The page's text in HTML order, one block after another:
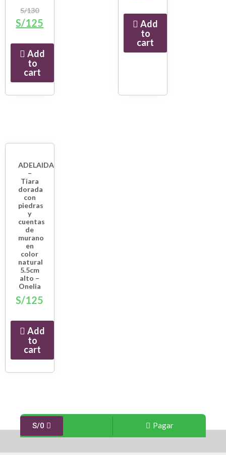
S/130
S/125
Add
to
cart
Add
to
cart
ADELAIDA
–
Tiara
dorada
con
piedras
y
cuentas
de
murano
en
color
natural
5.5cm
alto –
Onelia
S/125
Add
to
cart
S/0 Pagar